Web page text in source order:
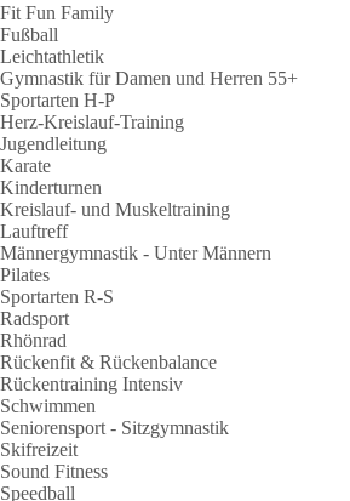
Fit Fun Family
Fußball
Leichtathletik
Gymnastik für Damen und Herren 55+
Sportarten H-P
Herz-Kreislauf-Training
Jugendleitung
Karate
Kinderturnen
Kreislauf- und Muskeltraining
Lauftreff
Männergymnastik - Unter Männern
Pilates
Sportarten R-S
Radsport
Rhönrad
Rückenfit & Rückenbalance
Rückentraining Intensiv
Schwimmen
Seniorensport - Sitzgymnastik
Skifreizeit
Sound Fitness
Speedball